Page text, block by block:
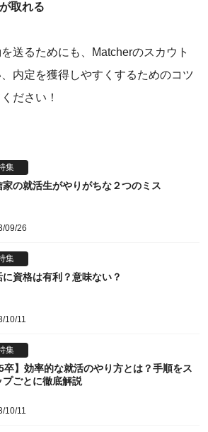
取れる
送るためにも、Matcherのスカウト
内定を獲得しやすくするためのコツ
ださい！
集
家の就活生がやりがちな２つのミス
09/26
集
に資格は有利？意味ない？
10/11
集
卒】効率的な就活のやり方とは？手順をス
プごとに徹底解説
10/11